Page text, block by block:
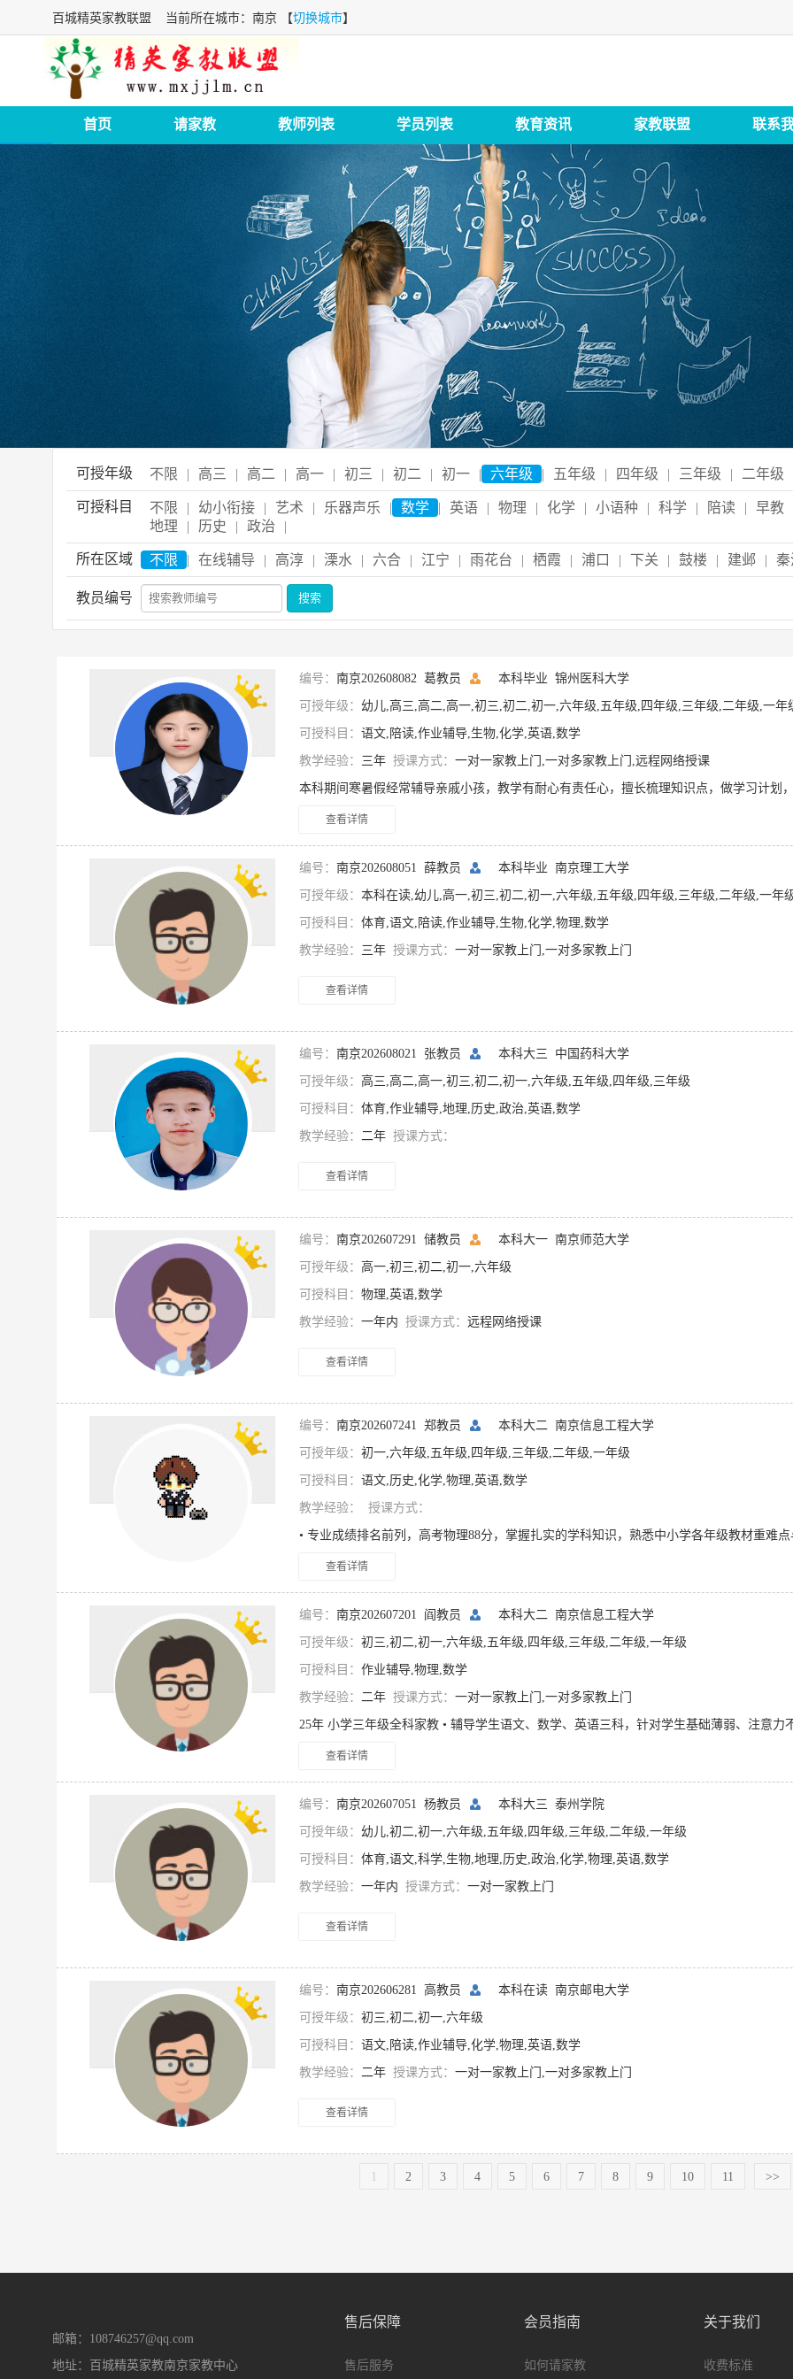
百城精英家教联盟 当前所在城市：南京 【切换城市】
首页 请家教 教师列表 学员列表 教育资讯 家教联盟 联系
可授年级 不限 | 高三 | 高二 | 高一 | 初三 | 初二 | 初一 | 六年级 | 五年级 | 四年级 | 三年级 | 二年级
可授科目 不限 | 幼小衔接 | 艺术 | 乐器声乐 | 数学 | 英语 | 物理 | 化学 | 小语种 | 科学 | 陪读 |
早教
地理
| 历史 | 政治 |
所在区域 不限 | 在线辅导 | 高淳 | 溧水 | 六合 | 江宁 | 雨花台 | 栖霞 | 浦口 | 下关 | 鼓楼 | 建邺 | 秦
教员编号
编号： 南京202608082 葛教员 本科毕业 锦州医科大学
可授年级： 幼儿,高三,高二,高一,初三,初二,初一,六年级,五年级,四年级,三年级,二年级,一年
可授科目： 语文,陪读,作业辅导,生物,化学,英语,数学
教学经验： 三年 授课方式： 一对一家教上门,一对多家教上门,远程网络授课
查看详情
编号： 南京202608051 薛教员 本科毕业 南京理工大学
可授年级： 本科在读,幼儿,高一,初三,初二,初一,六年级,五年级,四年级,三年级,二年级,一年
可授科目： 体育,语文,陪读,作业辅导,生物,化学,物理,数学
教学经验： 三年 授课方式： 一对一家教上门,一对多家教上门
查看详情
编号： 南京202608021 张教员 本科大三 中国药科大学
可授年级： 高三,高二,高一,初三,初二,初一,六年级,五年级,四年级,三年级
可授科目： 体育,作业辅导,地理,历史,政治,英语,数学
教学经验： 二年 授课方式：
查看详情
编号： 南京202607291 储教员 本科大一 南京师范大学
可授年级： 高一,初三,初二,初一,六年级
可授科目： 物理,英语,数学
教学经验： 一年内 授课方式： 远程网络授课
查看详情
编号： 南京202607241 郑教员 本科大二 南京信息工程大学
可授年级： 初一,六年级,五年级,四年级,三年级,二年级,一年级
可授科目： 语文,历史,化学,物理,英语,数学
教学经验： 授课方式：
查看详情
编号： 南京202607201 阎教员 本科大二 南京信息工程大学
可授年级： 初三,初二,初一,六年级,五年级,四年级,三年级,二年级,一年级
可授科目： 作业辅导,物理,数学
教学经验： 二年 授课方式： 一对一家教上门,一对多家教上门
查看详情
编号： 南京202607051 杨教员 本科大三 泰州学院
可授年级： 幼儿,初二,初一,六年级,五年级,四年级,三年级,二年级,一年级
可授科目： 体育,语文,科学,生物,地理,历史,政治,化学,物理,英语,数学
教学经验： 一年内 授课方式： 一对一家教上门
查看详情
编号： 南京202606281 高教员 本科在读 南京邮电大学
可授年级： 初三,初二,初一,六年级
可授科目： 语文,陪读,作业辅导,化学,物理,英语,数学
教学经验： 二年 授课方式： 一对一家教上门,一对多家教上门
查看详情
1 2 3 4 5 6 7 8 9 10 11 >>
邮箱：108746257@qq.com
地址：百城精英家教南京家教中心
售后保障
售后服务
会员指南
如何请家教
关于我们
收费标准